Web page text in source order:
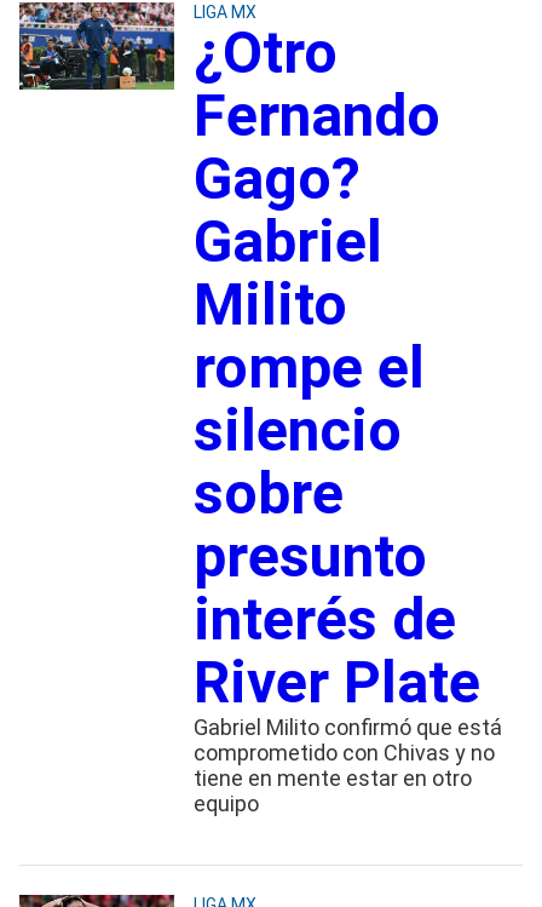
LIGA MX
¿Otro
Fernando
Gago?
Gabriel
Milito
rompe el
silencio
sobre
presunto
interés de
River Plate
Gabriel Milito confirmó que está
comprometido con Chivas y no
tiene en mente estar en otro
equipo